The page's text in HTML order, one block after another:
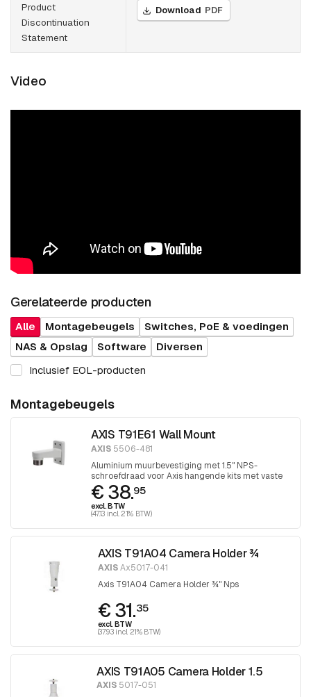
Product
Discontinuation
Statement
Download PDF
Video
Gerelateerde producten
Alle Montagebeugels
Switches, PoE & voedingen
NAS & Opslag
Software
Diversen
Inclusief EOL-producten
Montagebeugels
AXIS T91E61 Wall Mount
AXIS 5506-481
Aluminium muurbevestiging met 1.5" NPS-
schroefdraad voor Axis hangende kits met vaste
koepel.
€ 38.95
excl. BTW
(47.13 incl. 21% BTW)
AXIS T91A04 Camera Holder ¾
AXISAx5017-041
Axis T91A04 Camera Holder ¾" Nps
€ 31.35
excl. BTW
(37.93 incl. 21% BTW)
AXIS T91A05 Camera Holder 1.5
AXIS 5017-051